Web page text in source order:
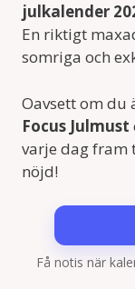
julkalender
En riktigt
somriga och
Oavsett om du
Focus Julmust
varje dag
nöjd!
Få notis när